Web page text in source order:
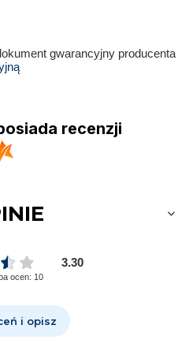
gwarancyjny producenta
recenzji
3.30
ocen: 10
i opisz